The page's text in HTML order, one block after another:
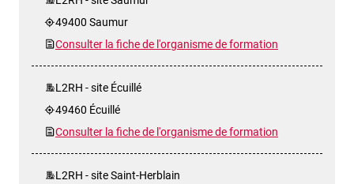
49400 Saumur
Consulter la fiche de l'organisme de formation
L2RH - site Écuillé
49460 Écuillé
Consulter la fiche de l'organisme de formation
L2RH - site Saint-Herblain